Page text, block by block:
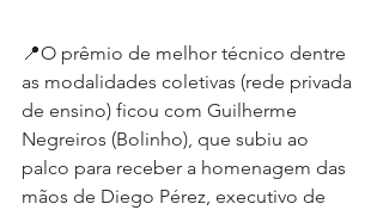
📍O prêmio de melhor técnico dentre
as modalidades coletivas (rede privada
de ensino) ficou com Guilherme
Negreiros (Bolinho), que subiu ao
palco para receber a homenagem das
mãos de Diego Pérez, executivo de